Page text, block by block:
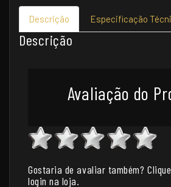
Descrição Especificação
Descrição
Avaliação do
Gostaria de avaliar também? Clique
login na loja.